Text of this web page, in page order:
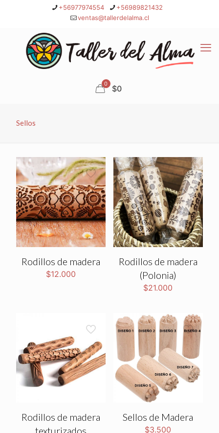
+56977974554
+56989821432
ventas@tallerdelalma.cl
0 $0
Sellos
Rodillos de madera
$12.000
Rodillos de madera
(Polonia)
$21.000
Rodillos de madera
texturizados
Sellos de Madera
$3.500